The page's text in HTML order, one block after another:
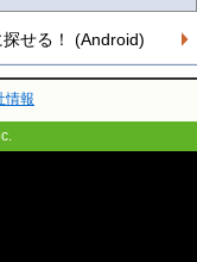
せる！ (Android)
情報